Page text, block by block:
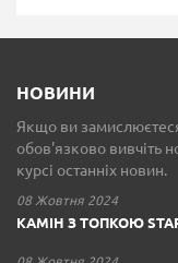
НОВИНИ
Якщо ви
обов'язково вивчіть
курсі останніх новин.
08 Жовтня 2024
КАМІН З ТОПКОЮ